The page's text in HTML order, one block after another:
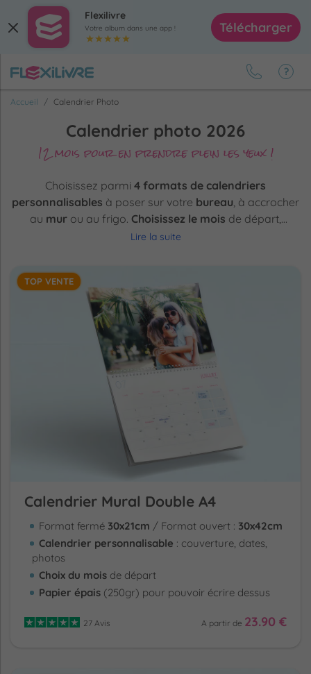
Flexilivre
Votre album dans une app ! Télécharger
Accueil Calendrier Photo
Calendrier photo 2026
12 mois pour en prendre plein les yeux !
Choisissez parmi 4 formats de calendriers
personnalisables à poser sur votre bureau, à accrocher
au mur ou au frigo. Choisissez le mois de départ,
préférées,personnalisez les dates
spéciaux, et créez un
accompagnera toute l'année.
Lire la suite
TOP VENTE
Calendrier Mural Double A4
Format fermé 30x21cm / Format ouvert : 30x42cm
Calendrier personnalisable : couverture, dates,
photos
Choix du mois de départ
Papier épais (250gr) pour pouvoir écrire dessus
27 Avis A partir de 23.90 €